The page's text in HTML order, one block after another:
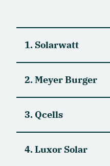
1. Solarwatt
Solarwatt tritt als
Energiekonzepte für
Unternehmen auf.
integrierten Systemen
Wallboxenund
umfassendem Service
2. Meyer Burger
Meyer Burger
Technologie- und
Schwerpunkt auf
SmartWire-
3. Qcells
Qcells
versteht sich
Technologiekonzern
4. Luxor Solar